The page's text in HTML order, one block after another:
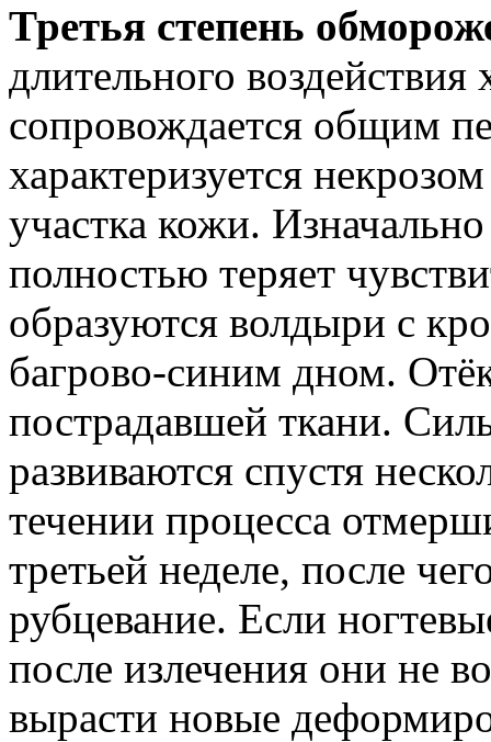
Третья степень
длительного воздействия
сопровождается общим
характеризуется
участка кожи.
полностью теряет
образуются волдыри с
багрово-синим дном.
пострадавшей ткани.
развиваются спустя
течении процесса
третьей неделе, после
рубцевание. Если
после излечения они не
вырасти новые